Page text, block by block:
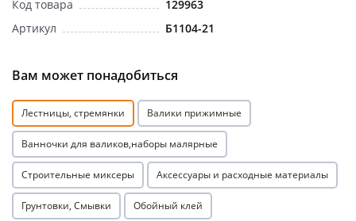
Код товара
129963
Артикул
Б1104-21
Вам может понадобиться
Лестницы, стремянки Валики прижимные
Ванночки для валиков,наборы малярные
Строительные миксеры Аксессуары и расходные материалы
Грунтовки, Смывки Обойный клей